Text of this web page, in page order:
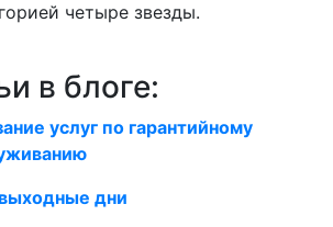
четыре звезды.
в блоге:
услуг по гарантийному
дни